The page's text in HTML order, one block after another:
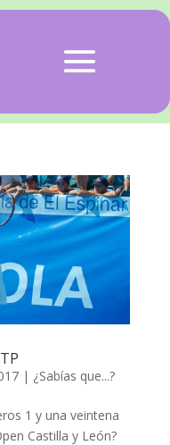
| ¿Sabías que...?
1 y una veintena
Castilla y León?